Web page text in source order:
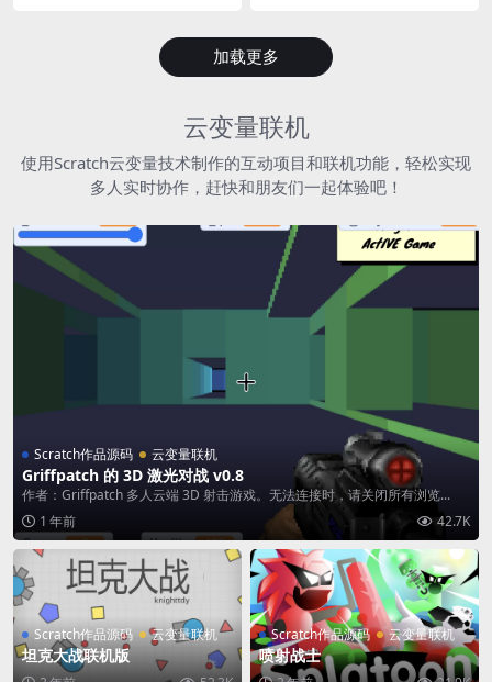
加载更多
云变量联机
使用Scratch云变量技术制作的互动项目和联机功能，轻松实现
多人实时协作，赶快和朋友们一起体验吧！
Scratch作品源码 云变量联机
Griffpatch 的 3D 激光对战 v0.8
作者：Griffpatch 多人云端 3D 射击游戏。无法连接时，请关闭所有浏览...
1 年前
42.7K
Scratch作品源码 云变量联机
坦克大战联机版
Scratch作品源码 云变量联机
喷射战士